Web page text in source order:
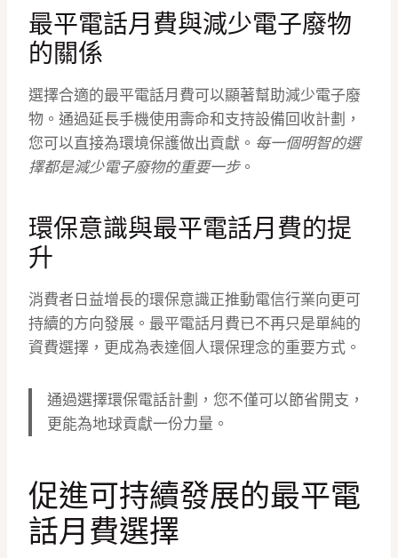
最平電話月費與減少電子廢物
的關係
選擇合適的最平電話月費可以顯著幫助減少電子廢
物。通過延長手機使用壽命和支持設備回收計劃，
您可以直接為環境保護做出貢獻。 每一個明智的選
擇都是減少電子廢物的重要一步。
環保意識與最平電話月費的提
升
消費者日益增長的環保意識正推動電信行業向更可
持續的方向發展。最平電話月費已不再只是單純的
資費選擇，更成為表達個人環保理念的重要方式。
通過選擇環保電話計劃，您不僅可以節省開支，
更能為地球貢獻一份力量。
促進可持續發展的最平電
話月費選擇